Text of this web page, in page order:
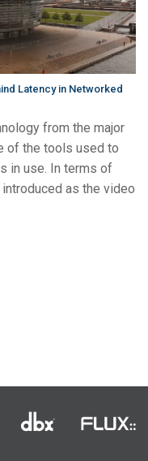
Latency in Networked
from the major
of the tools used to
in use. In terms of
as the video